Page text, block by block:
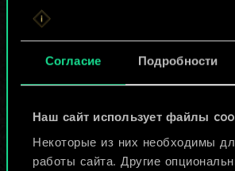
Согласие Подробности
Наш сайт использует файлы
Некоторые из них необходимы
работы сайта. Другие
колоды,
поделились
игроки.
Но их может
больше!